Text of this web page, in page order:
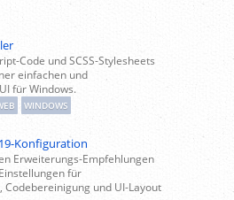
Code und SCSS-Stylesheets
einfachen und
für Windows.
WINDOWS
Konfiguration
Erweiterungs-Empfehlungen
für
und UI-Layout